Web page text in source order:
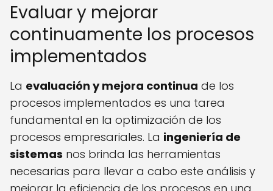
Evaluar y mejorar
continuamente los procesos
implementados
La evaluación y mejora continua de los
procesos implementados es una tarea
fundamental en la optimización de los
procesos empresariales. La ingeniería de
sistemas nos brinda las herramientas
necesarias para llevar a cabo este análisis y